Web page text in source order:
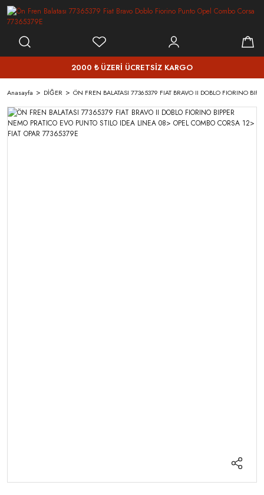
2000 ₺ ÜZERİ ÜCRETSİZ KARGO
Anasayfa DİĞER ÖN FREN BALATASI 77365379 FIAT BRAVO II DOBLO FIORINO